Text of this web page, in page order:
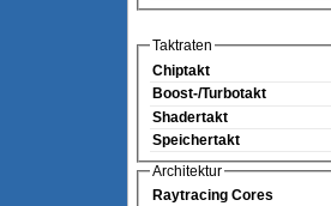
Taktraten
Chiptakt
Boost-/Turbotakt
Shadertakt
Speichertakt
Architektur
Raytracing Cores